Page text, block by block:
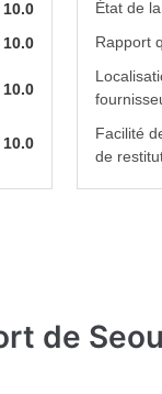
10.0
10.0
10.0
10.0
État de
Rapport
Facilité
de
de